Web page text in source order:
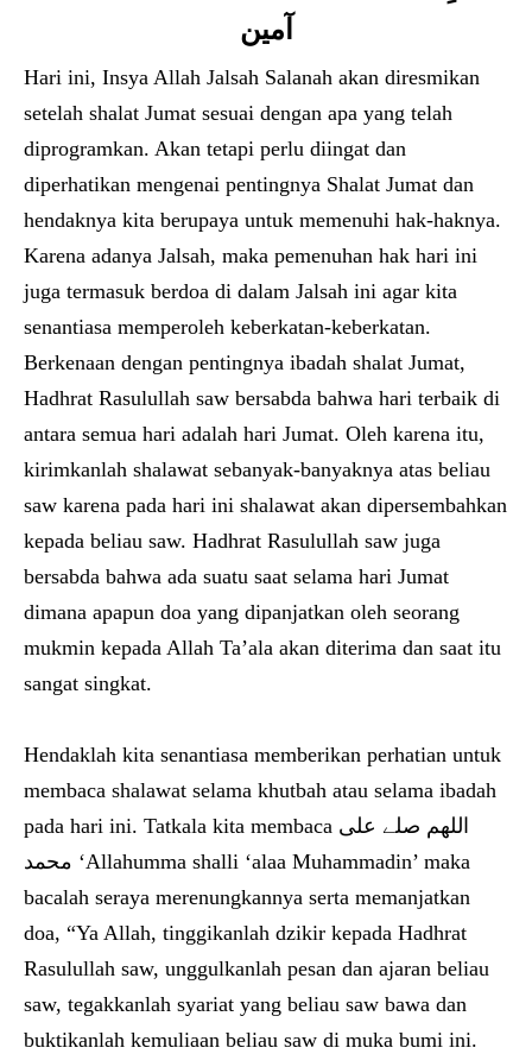
آمين
Hari ini, Insya Allah Jalsah Salanah akan diresmikan
setelah shalat Jumat sesuai dengan apa yang telah
diprogramkan. Akan tetapi perlu diingat dan
diperhatikan mengenai pentingnya Shalat Jumat dan
hendaknya kita berupaya untuk memenuhi hak-haknya.
Karena adanya Jalsah, maka pemenuhan hak hari ini
juga termasuk berdoa di dalam Jalsah ini agar kita
senantiasa memperoleh keberkatan-keberkatan.
Berkenaan dengan pentingnya ibadah shalat Jumat,
Hadhrat Rasulullah saw bersabda bahwa hari terbaik di
antara semua hari adalah hari Jumat. Oleh karena itu,
kirimkanlah shalawat sebanyak-banyaknya atas beliau
saw karena pada hari ini shalawat akan dipersembahkan
kepada beliau saw. Hadhrat Rasulullah saw juga
bersabda bahwa ada suatu saat selama hari Jumat
dimana apapun doa yang dipanjatkan oleh seorang
mukmin kepada Allah Ta’ala akan diterima dan saat itu
sangat singkat.
Hendaklah kita senantiasa memberikan perhatian untuk
membaca shalawat selama khutbah atau selama ibadah
pada hari ini. Tatkala kita membaca اللھم صلے علی
محمد ‘Allahumma shalli ‘alaa Muhammadin’ maka
bacalah seraya merenungkannya serta memanjatkan
doa, “Ya Allah, tinggikanlah dzikir kepada Hadhrat
Rasulullah saw, unggulkanlah pesan dan ajaran beliau
saw, tegakkanlah syariat yang beliau saw bawa dan
buktikanlah kemuliaan beliau saw di muka bumi ini.